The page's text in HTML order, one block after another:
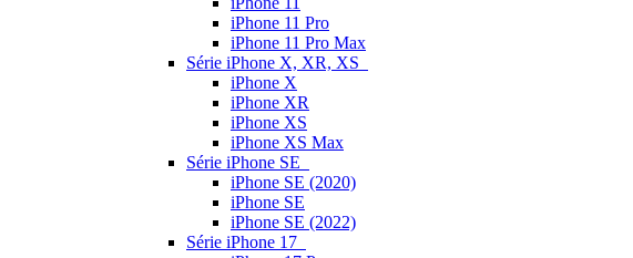
iPhone 11 Pro
iPhone 11 Pro Max
Série iPhone X, XR, XS
iPhone X
iPhone XR
iPhone XS
iPhone XS Max
Série iPhone SE
iPhone SE (2020)
iPhone SE
iPhone SE (2022)
Série iPhone 17